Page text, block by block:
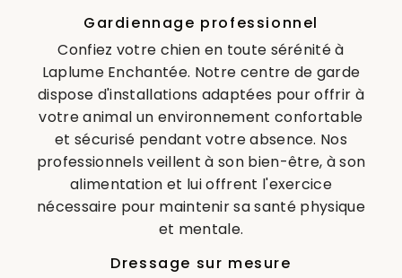
Gardiennage professionnel
Confiez votre chien en toute sérénité à
Laplume Enchantée. Notre centre de garde
dispose d'installations adaptées pour offrir à
votre animal un environnement confortable
et sécurisé pendant votre absence. Nos
professionnels veillent à son bien-être, à son
alimentation et lui offrent l'exercice
nécessaire pour maintenir sa santé physique
et mentale.
Dressage sur mesure